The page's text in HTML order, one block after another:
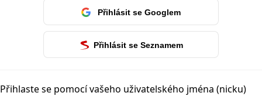
Přihlásit se Googlem
Přihlásit se Seznamem
Přihlaste se pomocí vašeho uživatelského jména (nicku)